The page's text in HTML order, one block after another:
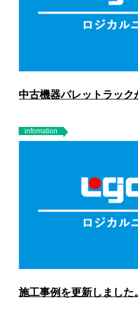
中古機器パレットラック
infomation
施工事例を更新しました